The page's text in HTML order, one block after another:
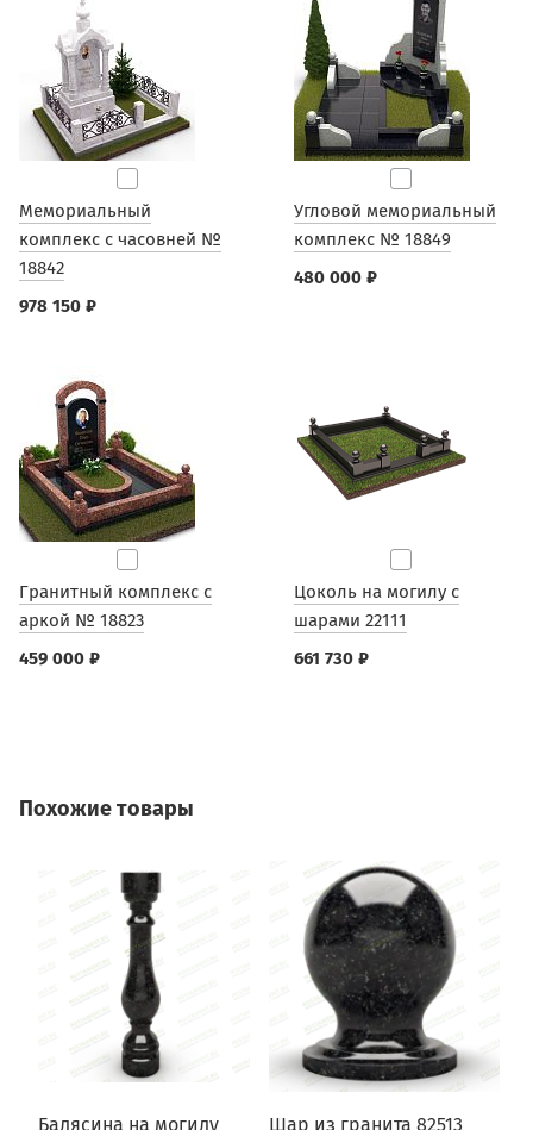
Мемориальный
комплекс с часовней №
18842
978 150 ₽
Угловой мемориальный
комплекс № 18849
480 000 ₽
Гранитный комплекс с
аркой № 18823
459 000 ₽
Цоколь на могилу с
шарами 22111
661 730 ₽
Похожие товары
Балясина на могилу
Шар из гранита 82513